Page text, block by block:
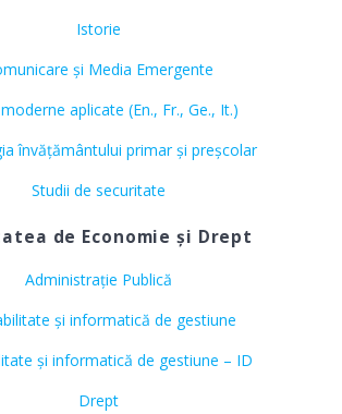
Istorie
și Media Emergente
aplicate (En., Fr., Ge., It.)
învățământului primar și preșcolar
Studii de securitate
de Economie și Drept
Administrație Publică
și informatică de gestiune
și informatică de gestiune – ID
Drept